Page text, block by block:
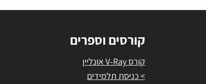
קורסים וספרים
קורס V-Ray אונליין
> כניסת תלמידים